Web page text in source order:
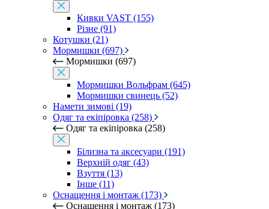
Кивки VAST (155)
Різне (91)
Котушки (21)
Мормишки (697)
Мормишки (697)
Мормишки Вольфрам (645)
Мормишки свинець (52)
Намети зимові (19)
Одяг та екіпіровка (258)
Одяг та екіпіровка (258)
Білизна та аксесуари (191)
Верхній одяг (43)
Взуття (13)
Інше (11)
Оснащення і монтаж (173)
Оснащення і монтаж (173)